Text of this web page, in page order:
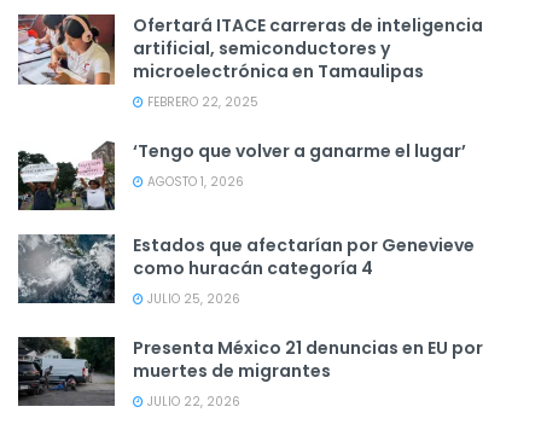
Ofertará ITACE carreras de inteligencia
artificial, semiconductores y
microelectrónica en Tamaulipas
FEBRERO 22, 2025
‘Tengo que volver a ganarme el lugar’
AGOSTO 1, 2026
Estados que afectarían por Genevieve
como huracán categoría 4
JULIO 25, 2026
Presenta México 21 denuncias en EU por
muertes de migrantes
JULIO 22, 2026